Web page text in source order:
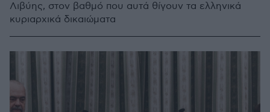
Λιβύης, στον βαθμό που αυτά θίγουν τα ελληνικά
κυριαρχικά δικαιώματα